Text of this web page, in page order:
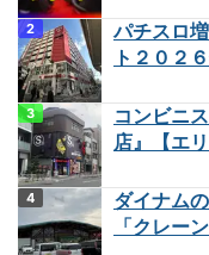
パチスロ
ト２０２
コンビニ
店』【エ
ダイナム
「クレー